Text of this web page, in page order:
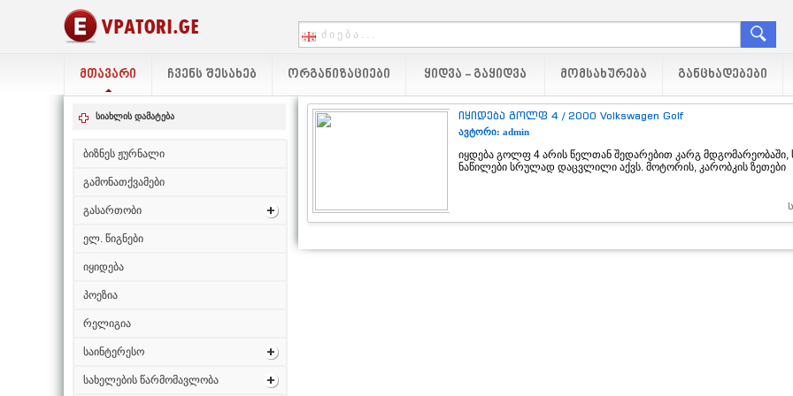
ᲛᲗᲐᲕᲐᲠᲘ ᲩᲕᲔᲜᲡ ᲨᲔᲡᲐᲮᲔᲑ ᲝᲠᲒᲐᲜᲘᲖᲐᲪᲘᲔᲑᲘ ᲧᲘᲓᲕᲐ - ᲒᲐᲧᲘᲓᲕᲐ ᲛᲝᲛᲡᲐᲮᲣᲠᲔᲑᲐ ᲒᲐᲜᲪᲮᲐᲓᲔᲑᲔᲑᲘ
სიახლის დამატება
ბიზნეს ჟურნალი
გამონათქვამები
გასართობი
ელ. წიგნები
იყიდება
პოეზია
რელიგია
საინტერესო
სახელების წარმომავლობა
იყიდება გოლფ 4 / 2000 Volkswagen Golf
ავტორი: admin
იყდება გოლფ 4 არის წელთან შედარებით კარგ მდგომარეობაში,
ნაწილები სრულად დაცვლილი აქვს. მოტორის, კარობკის ზეთები